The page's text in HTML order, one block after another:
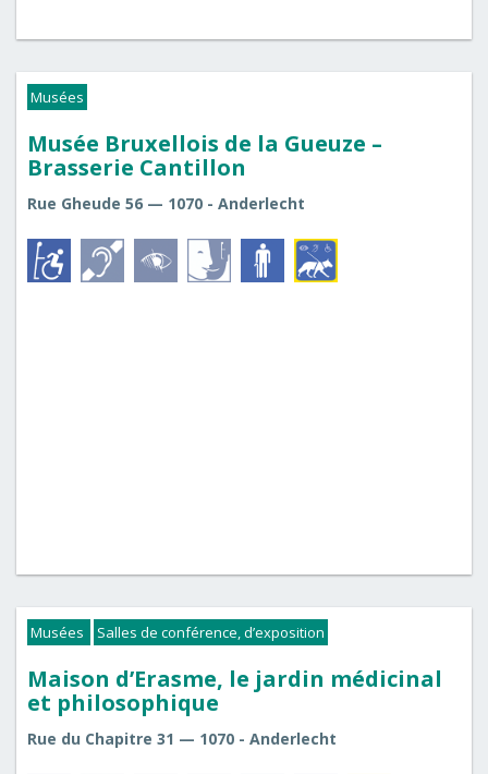
Musées
Musée Bruxellois de la Gueuze –
Brasserie Cantillon
Rue Gheude 56 — 1070 - Anderlecht
Musées Salles de conférence, d’exposition
Maison d’Erasme, le jardin médicinal
et philosophique
Rue du Chapitre 31 — 1070 - Anderlecht